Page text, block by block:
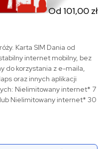
Od 101,00 zł
Karta SIM Dania od
internet mobilny, bez
do korzystania z e-maila,
oraz innych aplikacji
Nielimitowany internet* 7
Nielimitowany internet* 30